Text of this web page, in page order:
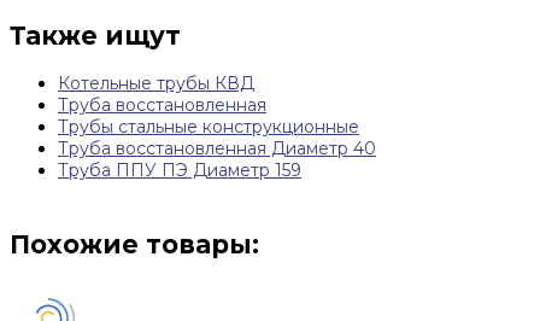
Также ищут
Котельные трубы КВД
Труба восстановленная
Трубы стальные конструкционные
Труба восстановленная Диаметр 40
Труба ППУ ПЭ Диаметр 159
Похожие товары: